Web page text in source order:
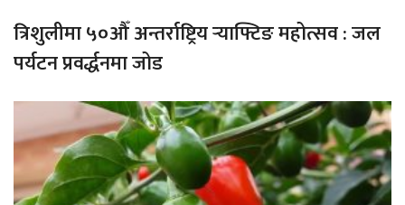
त्रिशुलीमा ५०औँ अन्तर्राष्ट्रिय र्‍याफ्टिङ महोत्सव : जल
पर्यटन प्रवर्द्धनमा जोड